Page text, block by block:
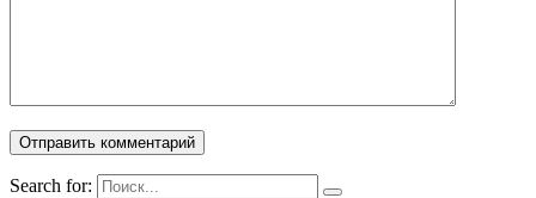
Search for: